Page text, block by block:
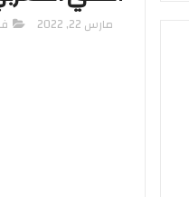
مارس 22, 2022